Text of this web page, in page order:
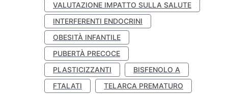
VALUTAZIONE IMPATTO SULLA SALUTE
INTERFERENTI ENDOCRINI
OBESITÀ INFANTILE
PUBERTÀ PRECOCE
PLASTICIZZANTI
BISFENOLO A
FTALATI
TELARCA PREMATURO